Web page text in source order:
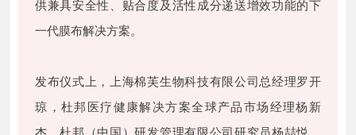
供兼具安全性、贴合度及活性成分递送增效功能的下
一代膜布解决方案。
发布仪式上，上海棉芙生物科技有限公司总经理罗开
琼，杜邦医疗健康解决方案全球产品市场经理杨新
杰、杜邦（中国）研发管理有限公司研究员杨喆悦、